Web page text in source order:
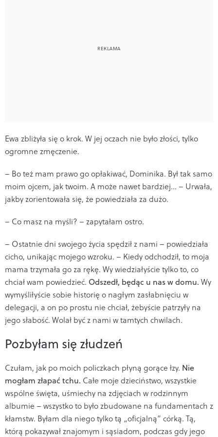
Ewa zbliżyła się o krok. W jej oczach nie było złości, tylko
ogromne zmęczenie.
– Bo też mam prawo go opłakiwać, Dominika. Był tak samo
moim ojcem, jak twoim. A może nawet bardziej... – Urwała,
jakby zorientowała się, że powiedziała za dużo.
– Co masz na myśli? – zapytałam ostro.
– Ostatnie dni swojego życia spędził z nami – powiedziała
cicho, unikając mojego wzroku. – Kiedy odchodził, to moja
mama trzymała go za rękę. Wy wiedziałyście tylko to, co
chciał wam powiedzieć. Odszedł, będąc u nas w domu. Wy
wymyśliłyście sobie historię o nagłym zasłabnięciu w
delegacji, a on po prostu nie chciał, żebyście patrzyły na
jego słabość. Wolał być z nami w tamtych chwilach.
Pozbyłam się złudzeń
Czułam, jak po moich policzkach płyną gorące łzy. Nie
mogłam złapać tchu. Całe moje dzieciństwo, wszystkie
wspólne święta, uśmiechy na zdjęciach w rodzinnym
albumie – wszystko to było zbudowane na fundamentach z
kłamstw. Byłam dla niego tylko tą „oficjalną” córką. Tą,
którą pokazywał znajomym i sąsiadom, podczas gdy jego